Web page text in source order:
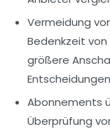
Vermeidung
Bedenkzeit
größere
Abonnements
Überprüfung